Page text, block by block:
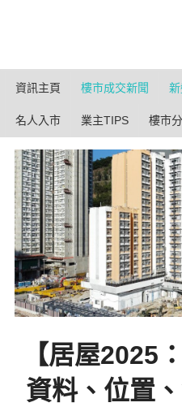
資訊主頁 樓市成交新聞 新
名人入市 業主TIPS 樓市
【居屋2025
資料、位置